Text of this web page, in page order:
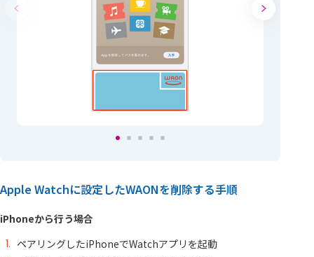
Apple Watchに設定したWAONを削除する手順
iPhoneから行う場合
ペアリングしたiPhoneでWatchアプリを起動